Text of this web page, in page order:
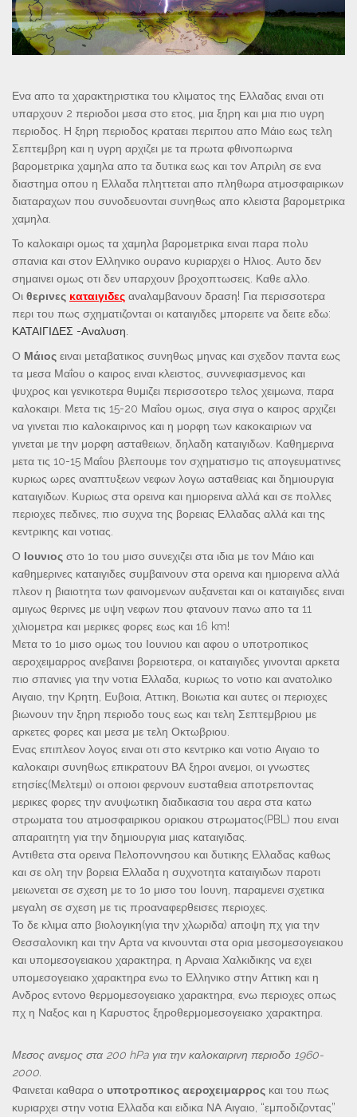
Ενα απο τα χαρακτηριστικα του κλιματος της Ελλαδας ειναι οτι
υπαρχουν 2 περιοδοι μεσα στο ετος, μια ξηρη και μια πιο υγρη
περιοδος. Η ξηρη περιοδος κραταει περιπου απο Μάιο εως τελη
Σεπτεμβρη και η υγρη αρχιζει με τα πρωτα φθινοπωρινα
βαρομετρικα χαμηλα απο τα δυτικα εως και τον Απριλη σε ενα
διαστημα οπου η Ελλαδα πληττεται απο πληθωρα ατμοσφαιρικων
διαταραχων που συνοδευονται συνηθως απο κλειστα βαρομετρικα
χαμηλα.
Το καλοκαιρι ομως τα χαμηλα βαρομετρικα ειναι παρα πολυ
σπανια και στον Ελληνικο ουρανο κυριαρχει ο Ηλιος. Αυτο δεν
σημαινει ομως οτι δεν υπαρχουν βροχοπτωσεις. Καθε αλλο.
Οι θερινες καταιγιδες αναλαμβανουν δραση! Για περισσοτερα
περι του πως σχηματιζονται οι καταιγιδες μπορειτε να δειτε εδω:
ΚΑΤΑΙΓΙΔΕΣ -Αναλυση.
Ο Μάιος ειναι μεταβατικος συνηθως μηνας και σχεδον παντα εως
τα μεσα Μαΐου ο καιρος ειναι κλειστος, συννεφιασμενος και
ψυχρος και γενικοτερα θυμιζει περισσοτερο τελος χειμωνα, παρα
καλοκαιρι. Μετα τις 15-20 Μαΐου ομως, σιγα σιγα ο καιρος αρχιζει
να γινεται πιο καλοκαιρινος και η μορφη των κακοκαιριων να
γινεται με την μορφη ασταθειων, δηλαδη καταιγιδων. Καθημερινα
μετα τις 10-15 Μαΐου βλεπουμε τον σχηματισμο τις απογευματινες
κυριως ωρες αναπτυξεων νεφων λογω ασταθειας και δημιουργια
καταιγιδων. Κυριως στα ορεινα και ημιορεινα αλλά και σε πολλες
περιοχες πεδινες, πιο συχνα της βορειας Ελλαδας αλλά και της
κεντρικης και νοτιας.
Ο Ιουνιος στο 1ο του μισο συνεχιζει στα ιδια με τον Μάιο και
καθημερινες καταιγιδες συμβαινουν στα ορεινα και ημιορεινα αλλά
πλεον η βιαιοτητα των φαινομενων αυξανεται και οι καταιγιδες ειναι
αμιγως θερινες με υψη νεφων που φτανουν πανω απο τα 11
χιλιομετρα και μερικες φορες εως και 16 km!
Μετα το 1ο μισο ομως του Ιουνιου και αφου ο υποτροπικος
αεροχειμαρρος ανεβαινει βορειοτερα, οι καταιγιδες γινονται αρκετα
πιο σπανιες για την νοτια Ελλαδα, κυριως το νοτιο και ανατολικο
Αιγαιο, την Κρητη, Ευβοια, Αττικη, Βοιωτια και αυτες οι περιοχες
βιωνουν την ξηρη περιοδο τους εως και τελη Σεπτεμβριου με
αρκετες φορες και μεσα με τελη Οκτωβριου.
Ενας επιπλεον λογος ειναι οτι στο κεντρικο και νοτιο Αιγαιο το
καλοκαιρι συνηθως επικρατουν ΒΑ ξηροι ανεμοι, οι γνωστες
ετησίες(Μελτεμι) οι οποιοι φερνουν ευσταθεια αποτρεποντας
μερικες φορες την ανυψωτικη διαδικασια του αερα στα κατω
στρωματα του ατμοσφαιρικου οριακου στρωματος(PBL) που ειναι
απαραιτητη για την δημιουργια μιας καταιγιδας.
Αντιθετα στα ορεινα Πελοποννησου και δυτικης Ελλαδας καθως
και σε ολη την βορεια Ελλαδα η συχνοτητα καταιγιδων παροτι
μειωνεται σε σχεση με το 1ο μισο του Ιουνη, παραμενει σχετικα
μεγαλη σε σχεση με τις προαναφερθεισες περιοχες.
Το δε κλιμα απο βιολογικη(για την χλωριδα) αποψη πχ για την
Θεσσαλονικη και την Αρτα να κινουνται στα ορια μεσομεσογειακου
και υπομεσογειακου χαρακτηρα, η Αρναια Χαλκιδικης να εχει
υπομεσογειακο χαρακτηρα ενω το Ελληνικο στην Αττικη και η
Ανδρος εντονο θερμομεσογειακο χαρακτηρα, ενω περιοχες οπως
πχ η Ναξος και η Καρυστος ξηροθερμομεσογειακο χαρακτηρα.
Μεσος ανεμος στα 200 hPa για την καλοκαιρινη περιοδο 1960-
2000.
Φαινεται καθαρα ο υποτροπικος αεροχειμαρρος και του πως
κυριαρχει στην νοτια Ελλαδα και ειδικα ΝΑ Αιγαιο, “εμποδιζοντας”